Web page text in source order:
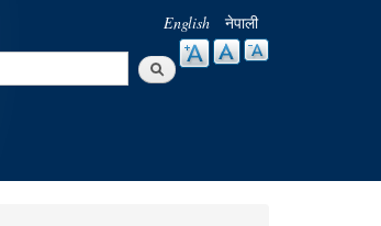
English नेपाली